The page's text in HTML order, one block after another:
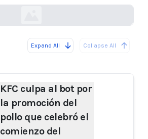
Expand All Collapse All
KFC culpa al bot por
la promoción del
pollo que celebró el
comienzo del